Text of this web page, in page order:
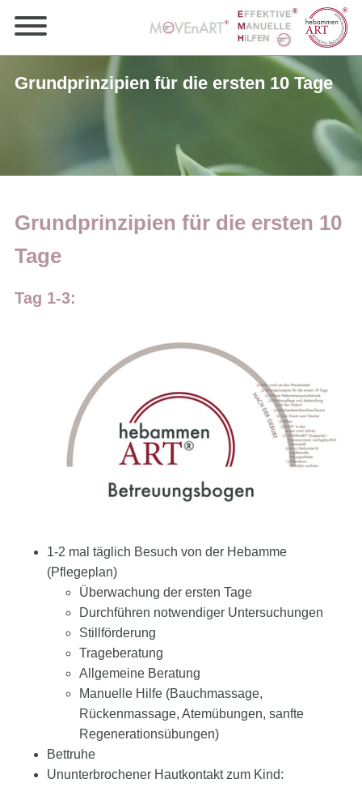
Grundprinzipien für die ersten 10 Tage
Grundprinzipien für die ersten 10
Tage
Tag 1-3:
1-2 mal täglich Besuch von der Hebamme
(Pflegeplan)
Überwachung der ersten Tage
Durchführen notwendiger Untersuchungen
Stillförderung
Trageberatung
Allgemeine Beratung
Manuelle Hilfe (Bauchmassage,
Rückenmassage, Atemübungen, sanfte
Regenerationsübungen)
Bettruhe
Ununterbrochener Hautkontakt zum Kind: